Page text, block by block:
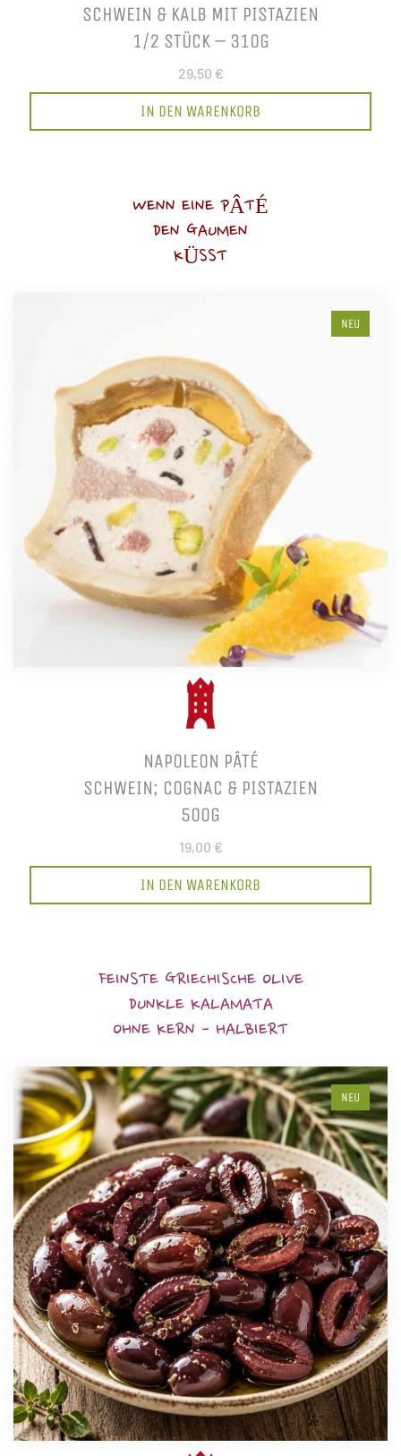
SCHWEIN & KALB MIT PISTAZIEN
1/2 STÜCK – 310G
29,50 €
IN DEN WARENKORB
WENN EINE PÂTÉ
DEN GAUMEN
KÜSST
NEU
NAPOLEON PÂTÉ
SCHWEIN; COGNAC & PISTAZIEN
500G
19,00 €
IN DEN WARENKORB
FEINSTE GRIECHISCHE OLIVE
DUNKLE KALAMATA
OHNE KERN - HALBIERT
NEU